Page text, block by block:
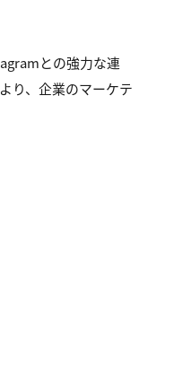
との強力な連
り、企業のマーケテ